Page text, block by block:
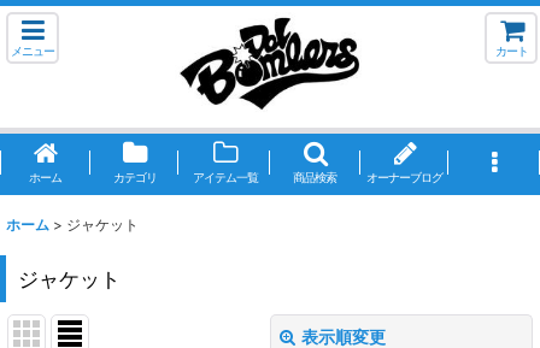
メニュー カート
ホーム カテゴリ アイテム一覧 商品検索 オーナーブログ
ホーム > ジャケット
ジャケット
表示順変更